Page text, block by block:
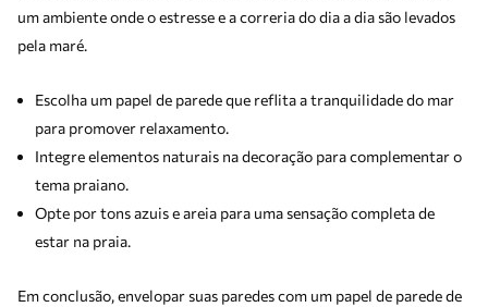
um ambiente onde o estresse e a correria do dia a dia são levados
pela maré.
Escolha um papel de parede que reflita a tranquilidade do mar
para promover relaxamento.
Integre elementos naturais na decoração para complementar o
tema praiano.
Opte por tons azuis e areia para uma sensação completa de
estar na praia.
Em conclusão, envelopar suas paredes com um papel de parede de